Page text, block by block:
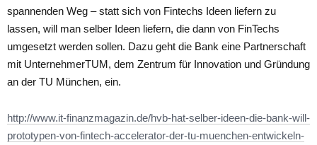
spannenden Weg – statt sich von Fintechs Ideen liefern zu
lassen, will man selber Ideen liefern, die dann von FinTechs
umgesetzt werden sollen. Dazu geht die Bank eine Partnerschaft
mit UnternehmerTUM, dem Zentrum für Innovation und Gründung
an der TU München, ein.
http://www.it-finanzmagazin.de/hvb-hat-selber-ideen-die-bank-will-
prototypen-von-fintech-accelerator-der-tu-muenchen-entwickeln-